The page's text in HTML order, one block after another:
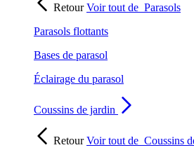
RetourVoir tout de Parasols
Parasols flottants
Bases de parasol
Éclairage du parasol
Coussins de jardin
RetourVoir tout de Coussins